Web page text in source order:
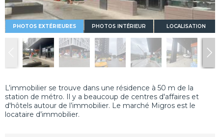
PHOTOS EXTÉRIEURES PHOTOS INTÉRIEUR LOCALISATION
L’immobilier se trouve dans une résidence à 50 m de la
station de métro. Il y a beaucoup de centres d'affaires et
d'hôtels autour de l’immobilier. Le marché Migros est le
locataire d’immobilier.